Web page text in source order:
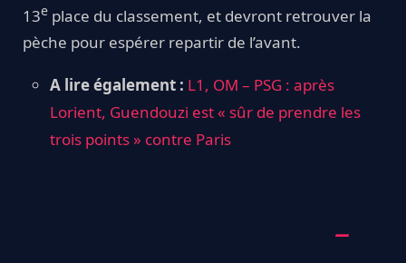
13e place du classement, et devront retrouver la
pèche pour espérer repartir de l’avant.
A lire également : L1, OM – PSG : après
Lorient, Guendouzi est « sûr de prendre les
trois points » contre Paris